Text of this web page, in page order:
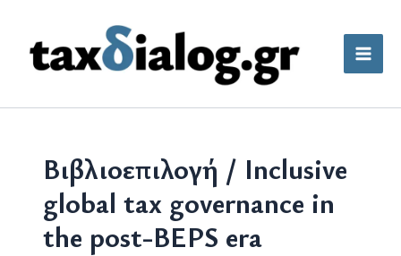
περιεχόμενο
Βιβλιοεπιλογή / Inclusive
global tax governance in
the post-BEPS era